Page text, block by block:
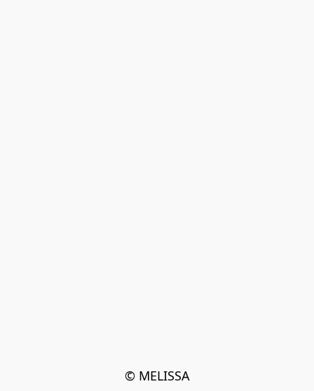
© MELISSA